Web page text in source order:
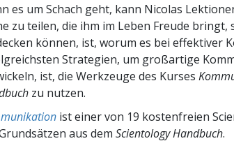
es um Schach geht, kann Nicolas
zu teilen, die ihm im Leben Freude bringt,
können, ist, worum es bei effektiver
Strategien, um großartige
ist, die Werkzeuge des Kurses
zu nutzen.
ist einer von 19 kostenfreien
aus dem Scientology Handbuch.